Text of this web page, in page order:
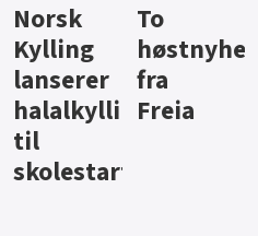
Knalltall
for Açai
Bowl
Aass vil
bli
førstevalg
i lite-